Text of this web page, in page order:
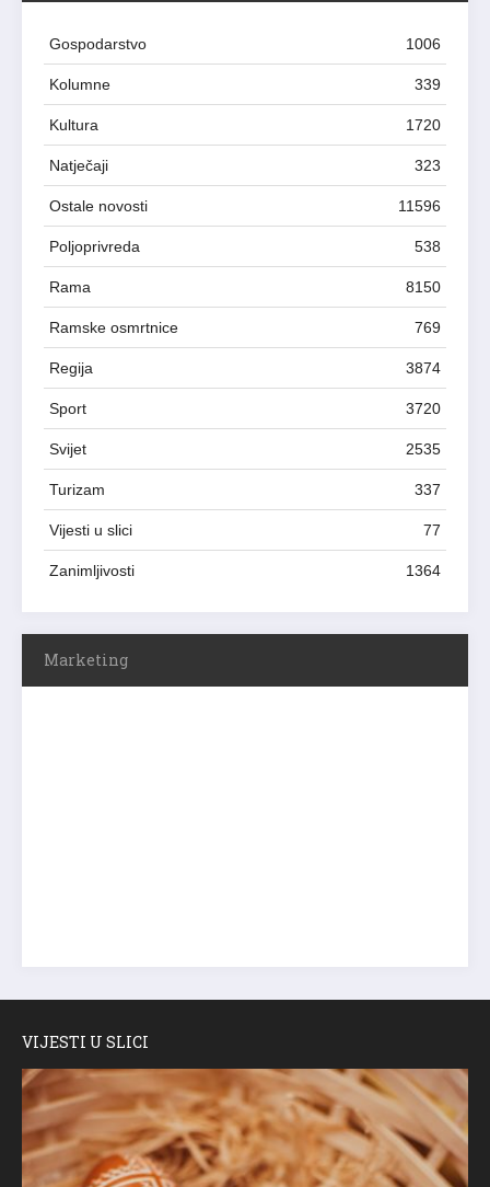
Gospodarstvo 1006
Kolumne 339
Kultura 1720
Natječaji 323
Ostale novosti 11596
Poljoprivreda 538
Rama 8150
Ramske osmrtnice 769
Regija 3874
Sport 3720
Svijet 2535
Turizam 337
Vijesti u slici 77
Zanimljivosti 1364
Marketing
VIJESTI U SLICI